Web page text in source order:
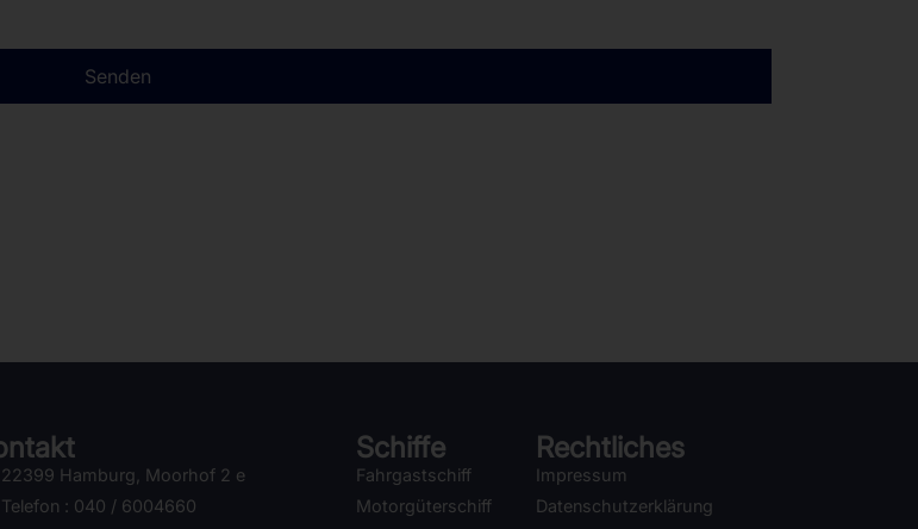
Senden
22399 Hamburg, Moorhof 2 e
Telefon : 040 / 6004660
Schiffe
Fahrgastschiff
Motorgüterschiff
Rechtliches
Impressum
Datenschutzerklärung